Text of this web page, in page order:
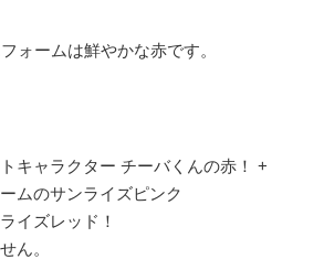
ォームは鮮やかな赤です。
キャラクター チーバくんの赤！ +
ムのサンライズピンク
イズレッド！
ん。